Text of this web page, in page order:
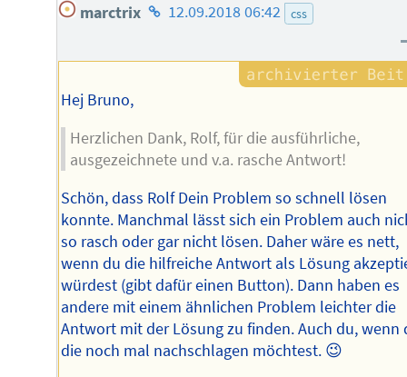
marctrix Homepage
Autors
12.09.2018 06:42 css
Hej Bruno,
Herzlichen Dank, Rolf, für die ausführliche,
ausgezeichnete und v.a. rasche Antwort!
Schön, dass Rolf Dein Problem so schnell lösen
konnte. Manchmal lässt sich ein Problem auch
so rasch oder gar nicht lösen. Daher wäre es nett,
wenn du die hilfreiche Antwort als Lösung
würdest (gibt dafür einen Button). Dann haben es
andere mit einem ähnlichen Problem leichter die
Antwort mit der Lösung zu finden. Auch du, wenn
die noch mal nachschlagen möchtest. 😉